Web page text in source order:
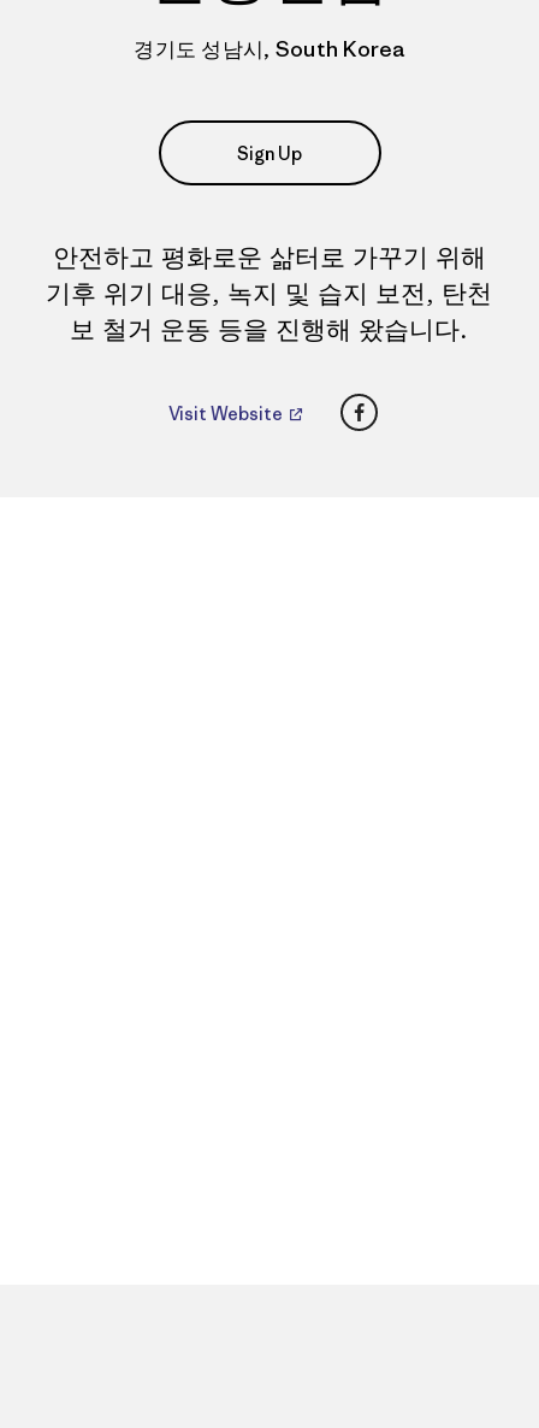
경기도 성남시, South Korea
Sign Up
안전하고 평화로운 삶터로 가꾸기 위해
기후 위기 대응, 녹지 및 습지 보전, 탄천
보 철거 운동 등을 진행해 왔습니다.
Visit Website Facebook